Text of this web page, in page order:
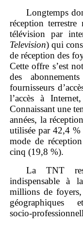
Longtemps
réception terrestre
télévision par
Television) qui
de réception des
Cette offre s’est
des abonnements
fournisseurs
l’accès à
Connaissant une
années, la
utilisée par 42,4 %
mode de
cinq (19,8 %).
La TNT
indispensable à
millions de foyers,
géographiques